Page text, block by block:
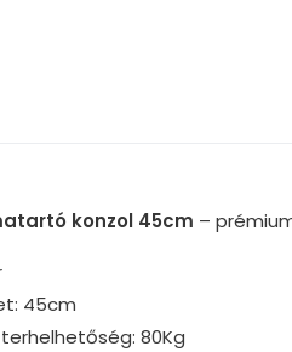
konzol 45cm –
45cm
80Kg